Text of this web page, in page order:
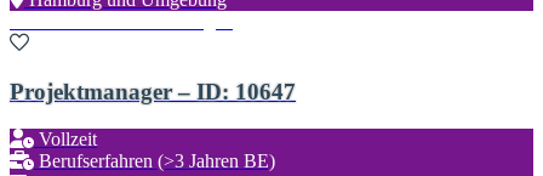
Projektmanager – ID: 10647
Vollzeit
Berufserfahren (>3 Jahren BE)